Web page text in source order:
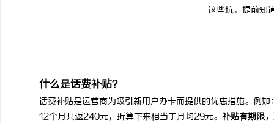
这些坑，提前知
什么是话费补贴？
话费补贴是运营商为吸引新用户办卡而提供的优惠措施。例
12个月共返240元，折算下来相当于月均29元。 补贴有期限